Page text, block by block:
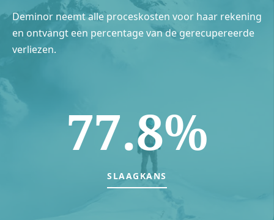
Deminor neemt alle proceskosten voor haar rekening
en ontvangt een percentage van de gerecupereerde
verliezen.
77.8%
SLAAGKANS